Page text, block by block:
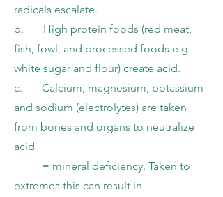
radicals escalate.
b. High protein foods (red meat,
fish, fowl, and processed foods e.g.
white sugar and flour) create acid.
c. Calcium, magnesium, potassium
and sodium (electrolytes) are taken
from bones and organs to neutralize
acid
= mineral deficiency. Taken to
extremes this can result in